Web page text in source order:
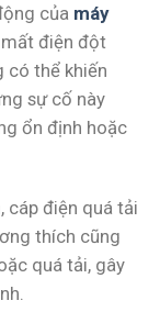
của máy
mất điện đột
có thể khiến
sự cố này
ổn định hoặc
cáp điện quá tải
thích cũng
quá tải, gây